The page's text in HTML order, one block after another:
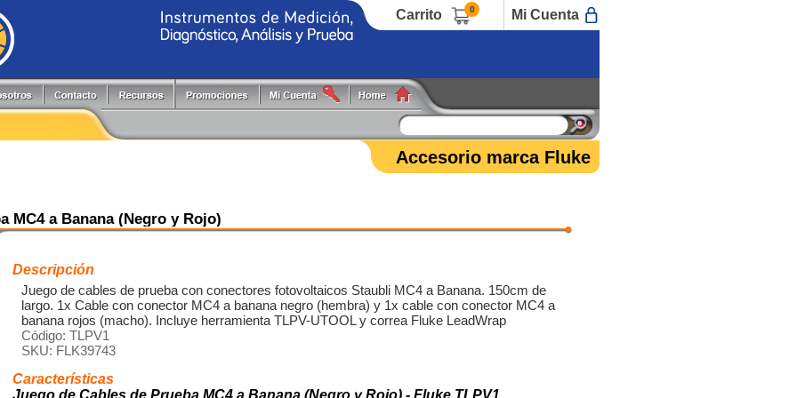
Carrito 0 Mi Cuenta
Generadores de Funciones
Multímetros
Osciloscopios
Probadores
Switching systems
Termómetros
GW Instek
Hioki
Accesorio marca Fluke
MC4 a Banana (Negro y Rojo)
Descripción
Juego de cables de prueba con conectores fotovoltaicos Staubli MC4 a Banana. 150cm de
largo. 1x Cable con conector MC4 a banana negro (hembra) y 1x cable con conector MC4 a
banana rojos (macho). Incluye herramienta TLPV-UTOOL y correa Fluke LeadWrap
Código: TLPV1
SKU: FLK39743
Características
Juego de Cables de Prueba MC4 a Banana (Negro y Rojo) - Fluke TLPV1